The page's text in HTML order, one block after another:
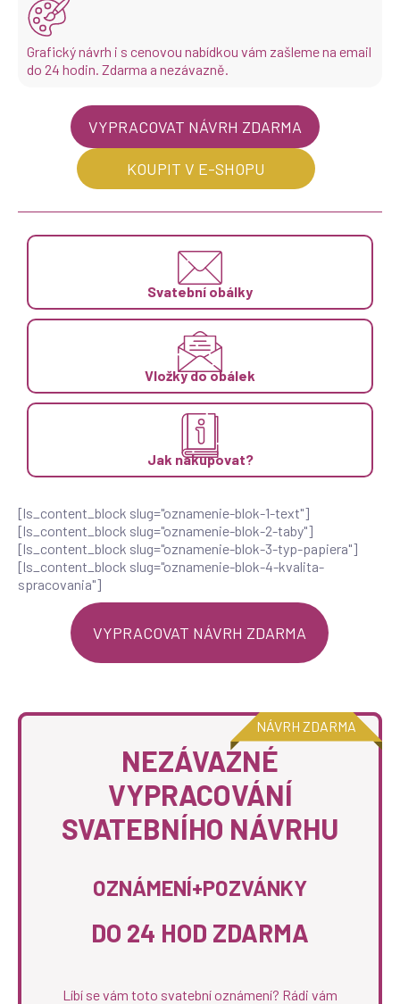
Grafický návrh i s cenovou nabídkou vám zašleme na email
do 24 hodin. Zdarma a nezávazně.
VYPRACOVAT NÁVRH ZDARMA
KOUPIT V E-SHOPU
Svatební obálky
Vložky do obálek
Jak nakupovat?
[ls_content_block slug="oznamenie-blok-1-text"]
[ls_content_block slug="oznamenie-blok-2-taby"]
[ls_content_block slug="oznamenie-blok-3-typ-papiera"]
[ls_content_block slug="oznamenie-blok-4-kvalita-
spracovania"]
VYPRACOVAT NÁVRH ZDARMA
NEZÁVAZNÉ
VYPRACOVÁNÍ
SVATEBNÍHO NÁVRHU
OZNÁMENÍ+POZVÁNKY
DO 24 HOD ZDARMA
Líbí se vám toto svatební oznámení? Rádi vám
NÁVRH ZDARMA